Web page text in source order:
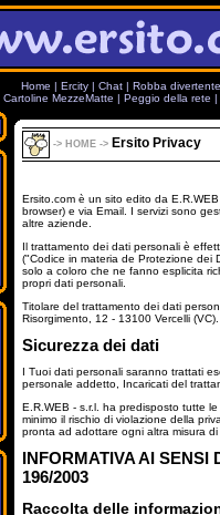
Home | Ercity | Chat | Robba
Cartoline MezzeMatte | Peggio della rete |
-> HOME -> Ersito Privacy
Ersito.com è un sito edito da
browser) e via Email. I servizi sono
altre aziende.
Il trattamento dei dati personali è
("Codice in materia de Protezione dei
solo a coloro che ne fanno esplicita
propri dati personali.
Titolare del trattamento dei dati
Risorgimento, 12 - 13100 Vercelli (VC).
Sicurezza dei dati
I Tuoi dati personali saranno trattati
personale addetto, Incaricati del
E.R.WEB - s.r.l. ha predisposto tutte
minimo il rischio di violazione della
pronta ad adottare ogni altra misura
INFORMATIVA AI SENSI
196/2003
Raccolta delle